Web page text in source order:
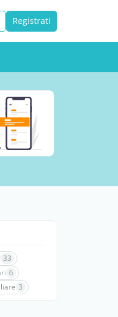
Registrati
33
6
3